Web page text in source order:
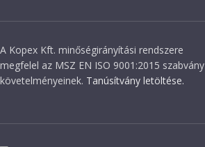
A Kopex Kft. minőségirányítási rendszere
megfelel az MSZ EN ISO 9001:2015 szabvány
követelményeinek. Tanúsítvány letöltése.